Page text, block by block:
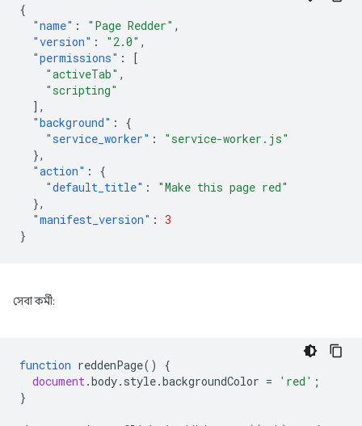
{
"name" : "Page Redder" ,
"version" : "2.0" ,
"permissions" :
[
"activeTab" ,
"scripting"
],
"background" :
{
"service_worker" :
"service-worker.js"
},
"action" :
{
"default_title" :
"Make this page red"
},
"manifest_version" : 3
}
সেবা কর্মী:
function reddenPage()
{
document .body. style.backgroundColor = 'red' ;
}